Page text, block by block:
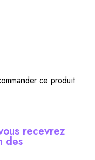
ce produit
recevrez
des